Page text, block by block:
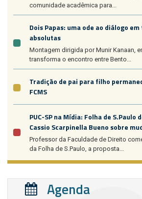
comunidade acadêmica para...
Dois Papas: uma ode ao diálogo
absolutas
Montagem dirigida por Munir Kanaan,
transforma o encontro entre Bento...
Tradição de pai para filho
FCMS
PUC-SP na Mídia: Folha de S.Paulo
Cassio Scarpinella Bueno sobre
Professor da Faculdade de Direito
da Folha de S.Paulo, a proposta...
Agenda